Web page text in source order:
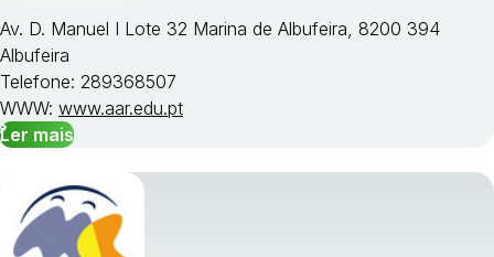
Av. D. Manuel I Lote 32 Marina de Albufeira, 8200 394
Albufeira
Telefone: 289368507
WWW: www.aar.edu.pt
Ler mais